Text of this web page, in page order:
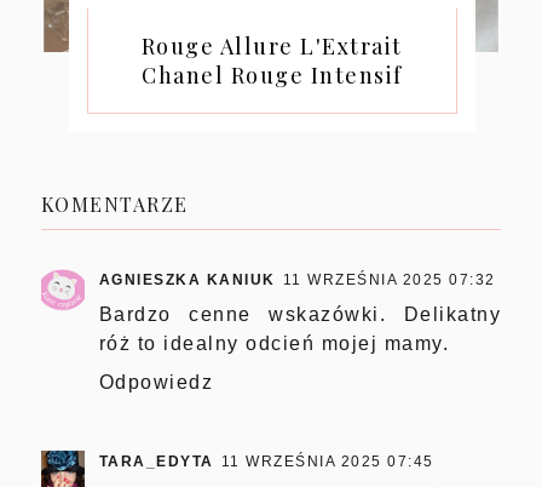
Rouge Allure L'Extrait
Chanel Rouge Intensif
KOMENTARZE
AGNIESZKA KANIUK 11 WRZEŚNIA 2025 07:32
Bardzo cenne wskazówki. Delikatny
róż to idealny odcień mojej mamy.
Odpowiedz
TARA_EDYTA 11 WRZEŚNIA 2025 07:45